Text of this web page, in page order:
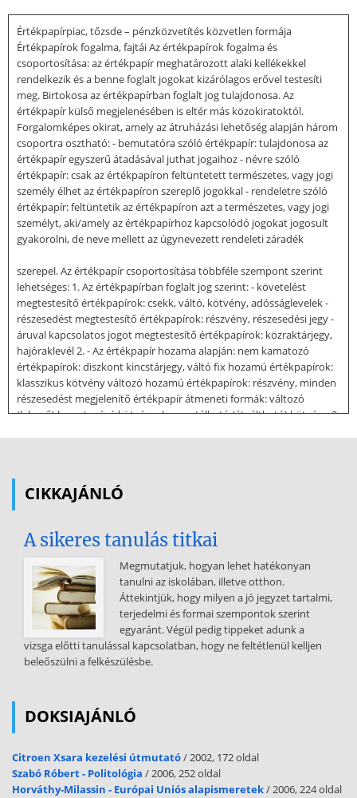
Értékpapírpiac, tőzsde – pénzközvetítés közvetlen formája
Értékpapírok fogalma, fajtái Az értékpapírok fogalma és
csoportosítása: az értékpapír meghatározott alaki kellékekkel
rendelkezik és a benne foglalt jogokat kizárólagos erővel testesíti
meg. Birtokosa az értékpapírban foglalt jog tulajdonosa. Az
értékpapír külső megjelenésében is eltér más közokiratoktól.
Forgalomképes okirat, amely az átruházási lehetőség alapján három
csoportra osztható: - bemutatóra szóló értékpapír: tulajdonosa az
értékpapír egyszerű átadásával juthat jogaihoz - névre szóló
értékpapír: csak az értékpapíron feltüntetett természetes, vagy jogi
személy élhet az értékpapíron szereplő jogokkal - rendeletre szóló
értékpapír: feltüntetik az értékpapíron azt a természetes, vagy jogi
személyt, aki/amely az értékpapírhoz kapcsolódó jogokat jogosult
gyakorolni, de neve mellett az úgynevezett rendeleti záradék
szerepel. Az értékpapír csoportosítása többféle szempont szerint
lehetséges: 1. Az értékpapírban foglalt jog szerint: - követelést
megtestesítő értékpapírok: csekk, váltó, kötvény, adósságlevelek -
részesedést megtestesítő értékpapírok: részvény, részesedési jegy -
áruval kapcsolatos jogot megtestesítő értékpapírok: közraktárjegy,
hajóraklevél 2. - Az értékpapír hozama alapján: nem kamatozó
értékpapírok: diszkont kincstárjegy, váltó fix hozamú értékpapírok:
klasszikus kötvény változó hozamú értékpapírok: részvény, minden
részesedést megjelenítő értékpapír átmeneti formák: változó
(lebegő) kamatozású kötvény, konvertálható (átváltható) kötvény 3.
értékpapírok: örökjáradékos kötvény, szövetkezeti üzletrész 4.
forgalmazható értékpapírok: diszkont kincstárjegyek -
forgalomba hozott értékpapírok - nyilvánosan forgalomba hozott
értékpapírok 5. Kibocsátás iránya szerint: - belföldre kibocsátott
értékpapírok - külföldre kibocsátott értékpapírok 6. - Kibocsátó
szerint: állam által kibocsátott: államkötvény, kincstárjegy
hitelintézetek által kibocsátott: letéti jegyek, pénztárjegyek
társaságok, gazdálkodók által kibocsátott: közraktárjegy,
hajóraklevél egyéb megoldással kibocsátott: váltó 7. - Forgalom és
forgalomban nem jegyzett
a pénzt forgalmi- és fizetőeszköz szerepében helyettesíteni képes
értékpapírok: csekk, váltó - vagyongyűjtést és vagyonelosztást
CIKKAJÁNLÓ
A sikeres tanulás titkai
Megmutatjuk, hogyan lehet hatékonyan
tanulni az iskolában, illetve otthon.
Áttekintjük, hogy milyen a jó jegyzet tartalmi,
terjedelmi és formai szempontok szerint
egyaránt. Végül pedig tippeket adunk a
vizsga előtti tanulással kapcsolatban, hogy ne feltétlenül kelljen
beleőszülni a felkészülésbe.
DOKSIAJÁNLÓ
Citroen Xsara kezelési útmutató/ 2002, 172 oldal
Szabó Róbert - Politológia / 2006, 252 oldal
Horváthy-Milassin - Európai Uniós alapismeretek/ 2006, 224 oldal